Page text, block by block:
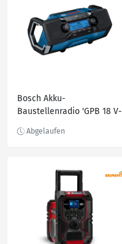
Bosch Akku-
Baustellenradio 'GPB 18 V-